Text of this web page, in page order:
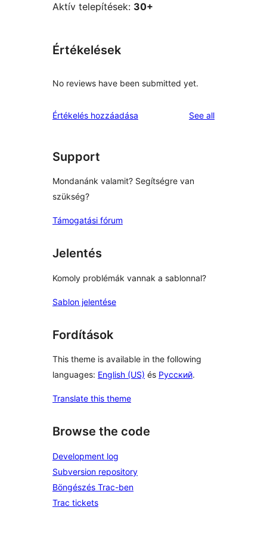
Aktív telepítések: 30+
Értékelések
No reviews have been submitted yet.
Értékelés hozzáadása See allreviews
Support
Mondanánk valamit? Segítségre van
szükség?
Támogatási fórum
Jelentés
Komoly problémák vannak a sablonnal?
Sablon jelentése
Fordítások
This theme is available in the following
languages: English (US) és Русский.
Translate this theme
Browse the code
Development log
Subversion repository
Böngészés Trac-ben
Trac tickets